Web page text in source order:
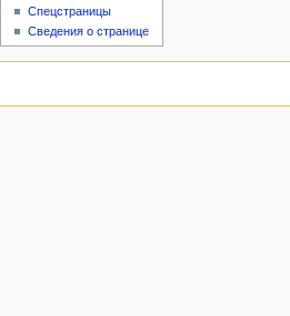
Спецстраницы
Сведения о странице